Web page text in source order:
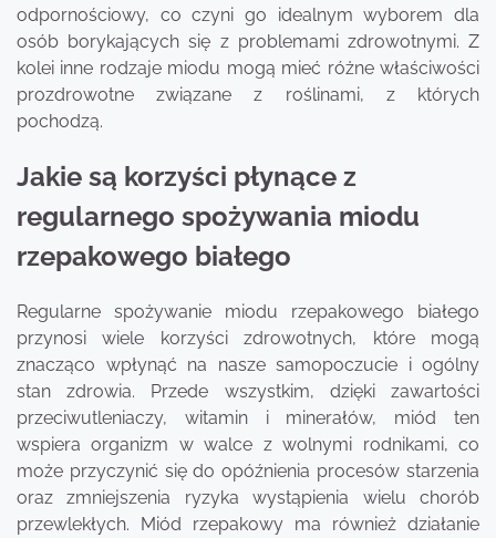
odpornościowy, co czyni go idealnym wyborem dla
osób borykających się z problemami zdrowotnymi. Z
kolei inne rodzaje miodu mogą mieć różne właściwości
prozdrowotne związane z roślinami, z których
pochodzą.
Jakie są korzyści płynące z
regularnego spożywania miodu
rzepakowego białego
Regularne spożywanie miodu rzepakowego białego
przynosi wiele korzyści zdrowotnych, które mogą
znacząco wpłynąć na nasze samopoczucie i ogólny
stan zdrowia. Przede wszystkim, dzięki zawartości
przeciwutleniaczy, witamin i minerałów, miód ten
wspiera organizm w walce z wolnymi rodnikami, co
może przyczynić się do opóźnienia procesów starzenia
oraz zmniejszenia ryzyka wystąpienia wielu chorób
przewlekłych. Miód rzepakowy ma również działanie